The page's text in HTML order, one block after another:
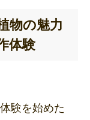
物の魅力
体験
験を始めた